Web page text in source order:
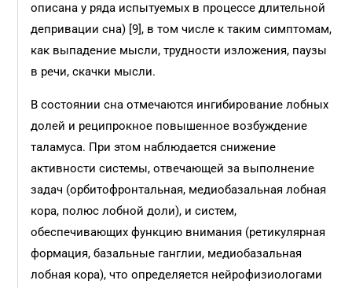
описана у ряда испытуемых в процессе длительной
депривации сна) [9], в том числе к таким симптомам,
как выпадение мысли, трудности изложения, паузы
в речи, скачки мысли.
В состоянии сна отмечаются ингибирование лобных
долей и реципрокное повышенное возбуждение
таламуса. При этом наблюдается снижение
активности системы, отвечающей за выполнение
задач (орбитофронтальная, медиобазальная лобная
кора, полюс лобной доли), и систем,
обеспечивающих функцию внимания (ретикулярная
формация, базальные ганглии, медиобазальная
лобная кора), что определяется нейрофизиологами